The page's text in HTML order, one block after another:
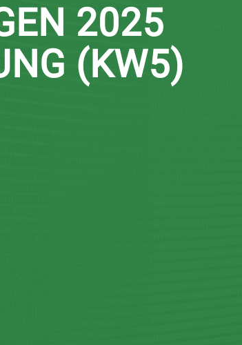
2025
(KW5)